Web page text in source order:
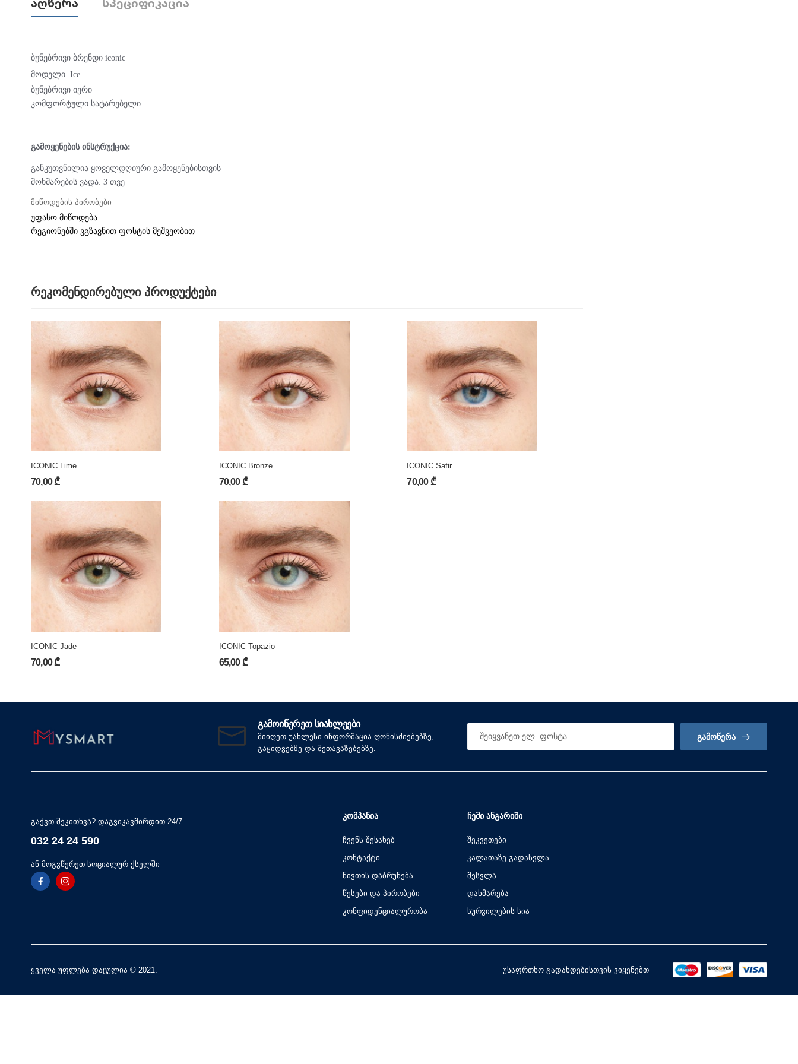
ბუნებრივი ბრენდი iconic
მოდელი Ice
ბუნებრივი იერი
კომფორტული სატარებელი
გამოყენების ინსტრუქცია:
განკუთვნილია ყოველდღიური გამოყენებისთვის
მოხმარების ვადა: 3 თვე
მიწოდების პირობები
უფასო მიწოდება
რეგიონებში ვგზავნით ფოსტის მეშვეობით
რეკომენდირებული პროდუქტები
ICONIC Lime
70,00 ₾
ICONIC Bronze
70,00 ₾
ICONIC Safir
70,00 ₾
ICONIC Jade
70,00 ₾
ICONIC Topazio
65,00 ₾
ᲒᲐᲛᲝᲘᲬᲔᲠᲔᲗ ᲡᲘᲐᲮᲚᲔᲔᲑᲘ
მიიღეთ უახლესი ინფორმაცია ღონისძიებებზე,
გაყიდვებზე და შეთავაზებებზე.
ᲒᲐᲛᲝᲬᲔᲠᲐ
გაქვთ შეკითხვა? დაგვიკავშირდით 24/7
032 24 24 590
ან მოგვწერეთ სოციალურ ქსელში
ᲙᲝᲛᲞᲐᲜᲘᲐ
ჩვენს შესახებ
კონტაქტი
ნივთის დაბრუნება
წესები და პირობები
კონფიდენციალურობა
ᲩᲔᲛᲘ ᲐᲜᲒᲐᲠᲘᲨᲘ
შეკვეთები
კალათაზე გადასვლა
შესვლა
დახმარება
სურვილების სია
ყველა უფლება დაცულია © 2021. უსაფრთხო გადახდებისთვის ვიყენებთ